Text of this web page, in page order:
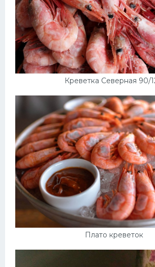
Креветка Северная 90/
Плато креветок
Категориикартинок
Супы
Мясные блюда
Печенье
Десерт
Напитки
Дизайн комнаты